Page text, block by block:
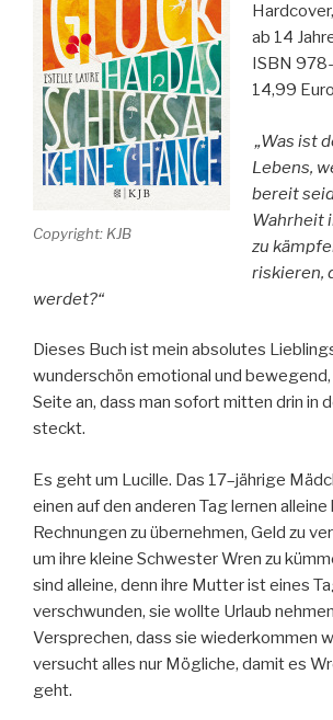
Copyright: KJB
ab 14
ISBN
14,99 Euro
„Was ist
Lebens,
bereit
Wahrheit
zu
riskieren,
werdet?“
Dieses Buch ist mein absolutes
wunderschön emotional und
Seite an, dass man sofort mitten drin in
steckt.
Es geht um Lucille. Das 17–jährige
einen auf den anderen Tag lernen alleine
Rechnungen zu übernehmen, Geld zu
um ihre kleine Schwester Wren zu
sind alleine, denn ihre Mutter ist eines
verschwunden, sie wollte Urlaub
Versprechen, dass sie wiederkommen
versucht alles nur Mögliche, damit es
geht.